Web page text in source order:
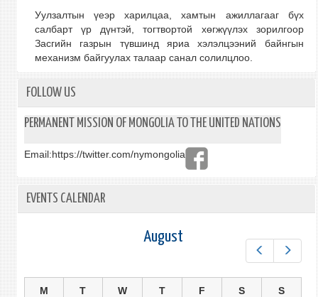
Уулзалтын үеэр харилцаа, хамтын ажиллагааг бүх
салбарт үр дүнтэй, тогтвортой хөгжүүлэх зорилгоор
Засгийн газрын түвшинд яриа хэлэлцээний байнгын
механизм байгуулах талаар санал солилцлоо.
FOLLOW US
PERMANENT MISSION OF MONGOLIA TO THE UNITED NATIONS
Email:https://twitter.com/nymongolia
EVENTS CALENDAR
August
M T W T F S S